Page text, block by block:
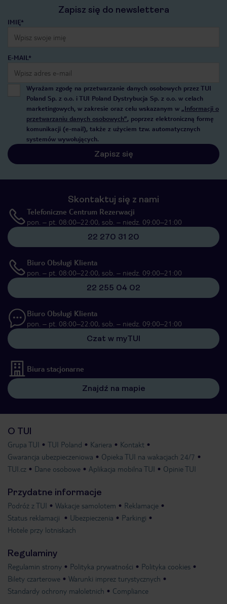
Zapisz się do newslettera
IMIĘ*
E-MAIL*
Wyrażam zgodę na przetwarzanie danych osobowych przez TUI
Poland Sp. z o.o. i TUI Poland Dystrybucja Sp. z o.o. w celach
marketingowych, w zakresie oraz celu wskazanym w „Informacji o
przetwarzaniu danych osobowych”, poprzez elektroniczną formę
komunikacji (e-mail), także z użyciem tzw. automatycznych
systemów wywołujących.
Zapisz się
Skontaktuj się z nami
Telefoniczne Centrum Rezerwacji
pon. – pt. 08:00–22:00, sob. – niedz. 09:00–21:00
22 270 31 20
Biuro Obsługi Klienta
pon. – pt. 08:00–22:00, sob. – niedz. 09:00–21:00
22 255 04 02
Biuro Obsługi Klienta
pon. – pt. 08:00–22:00, sob. – niedz. 09:00–21:00
Czat w myTUI
Biura stacjonarne
Znajdź na mapie
O TUI
Grupa TUI TUI Poland Kariera
Kontakt
Gwarancja ubezpieczeniowa
Opieka TUI na wakacjach 24/7
TUI.cz
Dane osobowe Aplikacja mobilna TUI Opinie TUI
Przydatne informacje
Podróż z TUI Wakacje samolotem
Reklamacje
Status reklamacji
Ubezpieczenia
Parkingi
Hotele przy lotniskach
Regulaminy
Regulamin strony Polityka prywatności
Polityka cookies
Bilety czarterowe
Warunki imprez turystycznych
Standardy ochrony małoletnich
Compliance